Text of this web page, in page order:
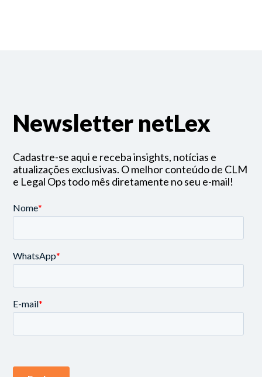
Newsletter netLex
Cadastre-se aqui e receba insights, notícias e
atualizações exclusivas. O melhor conteúdo de CLM
e Legal Ops todo mês diretamente no seu e-mail!